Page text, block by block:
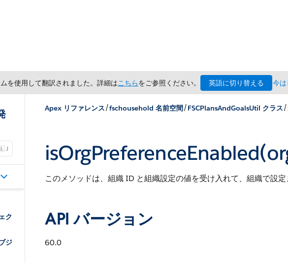
を使用して翻訳されました。詳細はこちらをご参照ください。 英語に切り替える 今は
J
ク
ジ
Apex リファレンス/fschousehold 名前空間/FSCPlansAndGoalsUtil クラス/
このメソッドは、組織 ID と組織設定の値を受け入れて、組織で設
API バージョン
60.0